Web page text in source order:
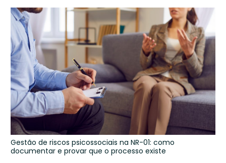
Gestão de riscos psicossociais na NR-01: como
documentar e provar que o processo existe